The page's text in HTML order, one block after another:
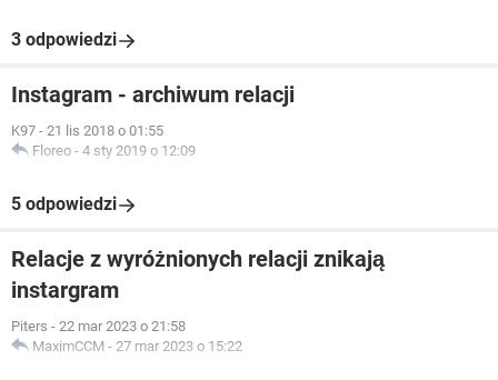
3 odpowiedzi
Instagram - archiwum relacji
K97 - 21 lis 2018 o 01:55
Floreo - 4 sty 2019 o 12:09
5 odpowiedzi
Relacje z wyróżnionych relacji znikają
instargram
Piters - 22 mar 2023 o 21:58
MaximCCM - 27 mar 2023 o 15:22